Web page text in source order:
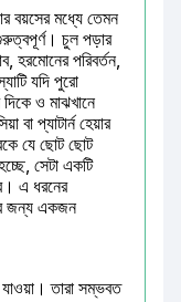
বয়সের মধ্যে তেমন
চুল পড়ার
হরমোনের পরিবর্তন,
যদি পুরো
ও মাঝখানে
বা প্যাটার্ন হেয়ার
যে ছোট ছোট
সেটা একটি
এ ধরনের
জন্য একজন
তারা সম্ভবত